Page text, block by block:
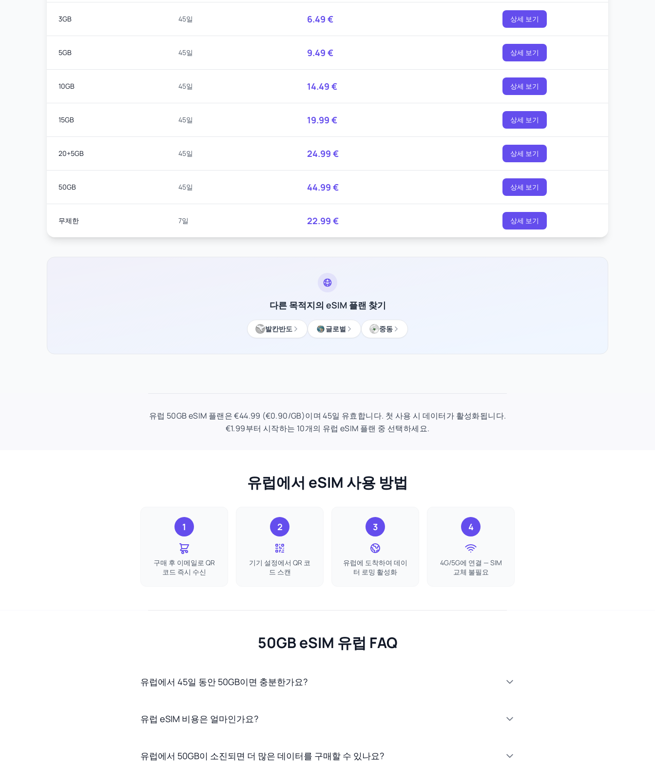
3GB 45일 6.49 € 상세 보기
5GB 45일 9.49 € 상세 보기
10GB 45일 14.49 € 상세 보기
15GB 45일 19.99 € 상세 보기
20+5GB 45일 24.99 € 상세 보기
50GB 45일 44.99 € 상세 보기
무제한 7일 22.99 € 상세 보기
다른 목적지의 eSIM 플랜 찾기
발칸반도 글로벌 중동
유럽 50GB eSIM 플랜은 €44.99 (€0.90/GB)이며 45일 유효합니다. 첫 사용 시 데이터가 활성화됩니다.
€1.99부터 시작하는 10개의 유럽 eSIM 플랜 중 선택하세요.
유럽에서 eSIM 사용 방법
1
구매 후 이메일로 QR
코드 즉시 수신
2
기기 설정에서 QR 코
드 스캔
3
유럽에 도착하여 데이
터 로밍 활성화
4
4G/5G에 연결 — SIM
교체 불필요
50GB eSIM 유럽 FAQ
유럽에서 45일 동안 50GB이면 충분한가요?
유럽 eSIM 비용은 얼마인가요?
유럽에서 50GB이 소진되면 더 많은 데이터를 구매할 수 있나요?